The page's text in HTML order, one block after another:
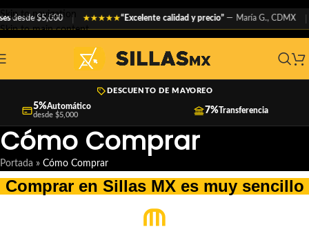
Skip to navigation
Skip to main content
$5,000 ★★★★★“Excelente calidad y precio” — María G., CDMX
DESCUENTO DE MAYOREO
5%Automático
desde $5,000
7%Transferencia
Cómo Comprar
Portada » Cómo Comprar
Comprar en Sillas MX es muy sencillo